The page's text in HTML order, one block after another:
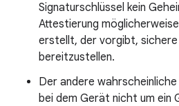
Signaturschlüssel kein
Attestierung
erstellt, der vorgibt,
bereitzustellen.
Der andere
bei dem Gerät nicht um ein